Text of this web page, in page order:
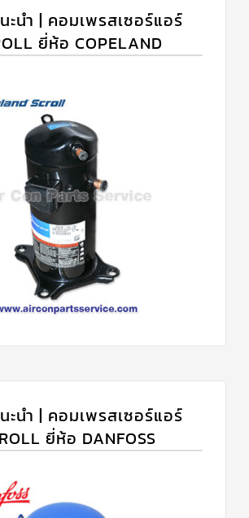
ะนำ | คอมเพรสเซอร์แอร์
ยี่ห้อ COPELAND
ะนำ | คอมเพรสเซอร์แอร์
ยี่ห้อ DANFOSS